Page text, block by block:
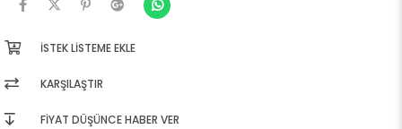
İSTEK LISTEME EKLE
KARŞILAŞTIR
FIYAT DÜŞÜNCE HABER VER